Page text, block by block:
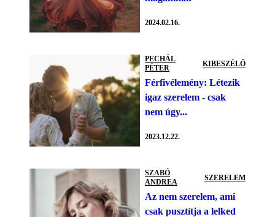
2024.02.16.
PECHÁL
PÉTER
KIBESZÉLŐ
Férfivélemény: Létezik
igaz szerelem - csak
nem úgy...
2023.12.22.
SZABÓ
ANDREA
SZERELEM
Az nem szerelem, ami
csak pusztítja a lelked